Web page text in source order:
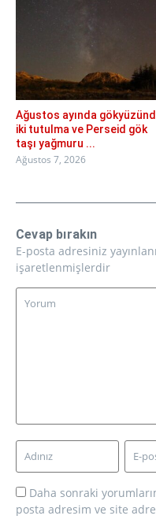
Ağustos ayında
iki tutulma ve Perseid gök
taşı yağmuru ...
Ağustos 7, 2026
Cevap bırakın
E-posta adresiniz
işaretlenmişlerdir
Daha sonraki
posta adresim ve site